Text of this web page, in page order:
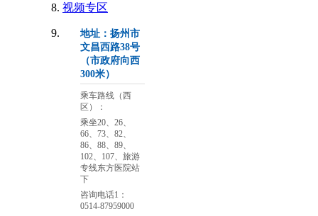
视频专区
地址：扬州市
文昌西路38号
（市政府向西
300米）
乘车路线（西
区）：
乘坐20、26、
66、73、82、
86、88、89、
102、107、旅游
专线东方医院站
下
咨询电话1：
0514-87959000